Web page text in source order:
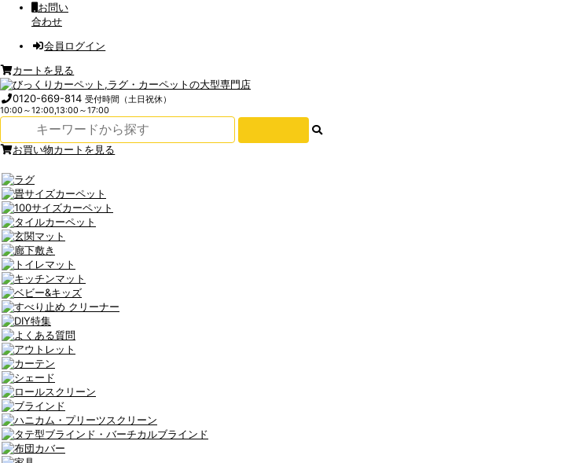
お問い
合わせ
会員ログイン
カートを見る
0120-669-814受付時間（土日祝休）
10:00～12:00,13:00～17:00
お買い物カートを見る